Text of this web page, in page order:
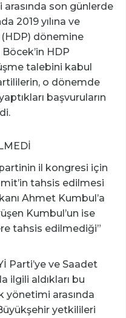
son günlerde
2019 yılına ve
dönemine
HDP
talebini kabul
o dönemde
başvuruların
il kongresi için
tahsis edilmesi
Ahmet Kumbul’a
Kumbul’un ise
tahsis edilmediği”
Parti’ye ve Saadet
ilgili aldıkları bu
yönetimi arasında
yetkilileri